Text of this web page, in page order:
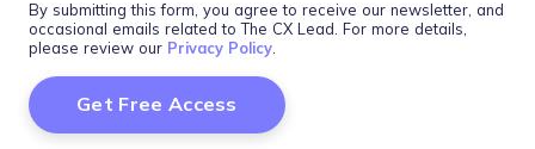
By submitting this form, you agree to receive our newsletter, and
occasional emails related to The CX Lead. For more details,
please review our Privacy Policy.